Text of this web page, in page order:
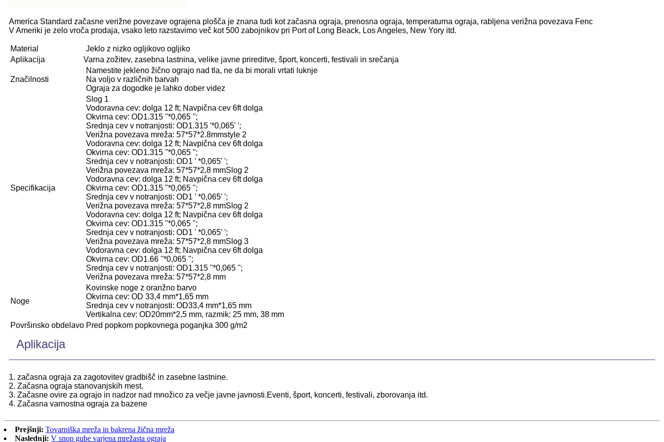
America Standard začasne verižne povezave ograjena plošča je znana tudi kot začasna ograja, prenosna ograja, temperaturna ograja, rabljena verižna povezava Fenc
V Ameriki je zelo vroča prodaja, vsako leto razstavimo več kot 500 zabojnikov pri Port of Long Beack, Los Angeles, New Yory itd.
Material
Jeklo z nizko ogljikovo ogljiko
Aplikacija
Varna zožitev, zasebna lastnina, velike javne prireditve, šport, koncerti, festivali in srečanja
Značilnosti
Namestite jekleno žično ograjo nad tla, ne da bi morali vrtati luknje
Na voljo v različnih barvah
Ograja za dogodke je lahko dober videz
Specifikacija
Slog 1
Vodoravna cev: dolga 12 ft; Navpična cev 6ft dolga
Okvirna cev: OD1.315 ''*0,065 '';
Srednja cev v notranjosti: OD1.315 '*0,065' ';
Verižna povezava mreža: 57*57*2.8mmstyle 2
Vodoravna cev: dolga 12 ft; Navpična cev 6ft dolga
Okvirna cev: OD1.315 ''*0,065 '';
Srednja cev v notranjosti: OD1 ' *0,065' ';
Verižna povezava mreža: 57*57*2,8 mmSlog 2
Vodoravna cev: dolga 12 ft; Navpična cev 6ft dolga
Okvirna cev: OD1.315 ''*0,065 '';
Srednja cev v notranjosti: OD1 ' *0,065' ';
Verižna povezava mreža: 57*57*2,8 mmSlog 2
Vodoravna cev: dolga 12 ft; Navpična cev 6ft dolga
Okvirna cev: OD1.315 ''*0,065 '';
Srednja cev v notranjosti: OD1 ' *0,065' ';
Verižna povezava mreža: 57*57*2,8 mmSlog 3
Vodoravna cev: dolga 12 ft; Navpična cev 6ft dolga
Okvirna cev: OD1.66 ''*0,065 '';
Srednja cev v notranjosti: OD1.315 ''*0,065 '';
Verižna povezava mreža: 57*57*2,8 mm
Noge
Kovinske noge z oranžno barvo
Okvirna cev: OD 33,4 mm*1,65 mm
Srednja cev v notranjosti: OD33,4 mm*1,65 mm
Vertikalna cev: OD20mm*2,5 mm, razmik: 25 mm, 38 mm
Površinsko obdelavo Pred popkom popkovnega poganjka 300 g/m2
Aplikacija
1. začasna ograja za zagotovitev gradbišč in zasebne lastnine.
2. Začasna ograja stanovanjskih mest.
3. Začasne ovire za ograjo in nadzor nad množico za večje javne javnosti.Eventi, šport, koncerti, festivali, zborovanja itd.
4. Začasna varnostna ograja za bazene
Prejšnji: Tovarniška mreža in bakrena žična mreža
Naslednji: V snop gube varjena mrežasta ograja